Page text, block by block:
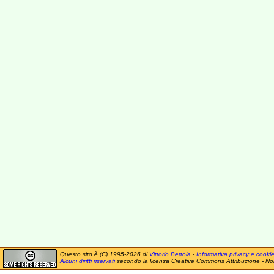
Questo sito è (C) 1995-2026 di Vittorio Bertola - Informativa privacy e cookie
Alcuni diritti riservatisecondo la licenza Creative Commons Attribuzione -